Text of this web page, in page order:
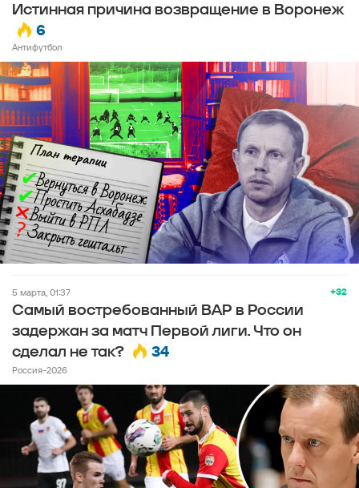
Истинная причина возвращение в Воронеж
6
Антифутбол
+32
5 марта, 01:37
Самый востребованный ВАР в России
задержан за матч Первой лиги. Что он
сделал не так?
34
Россия-2026